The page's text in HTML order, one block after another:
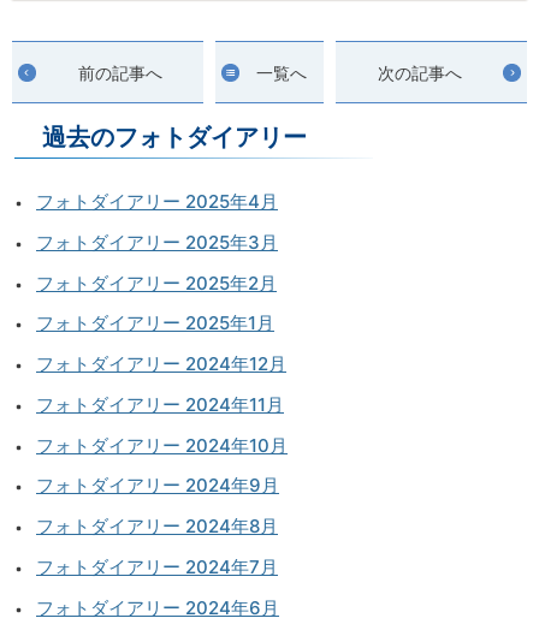
前の記事へ 一覧へ 次の記事へ
過去のフォトダイアリー
フォトダイアリー 2025年4月
フォトダイアリー 2025年3月
フォトダイアリー 2025年2月
フォトダイアリー 2025年1月
フォトダイアリー 2024年12月
フォトダイアリー 2024年11月
フォトダイアリー 2024年10月
フォトダイアリー 2024年9月
フォトダイアリー 2024年8月
フォトダイアリー 2024年7月
フォトダイアリー 2024年6月